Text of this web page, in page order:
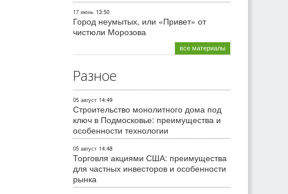
17 июнь 13:50
Город неумытых, или «Привет» от
чистюли Морозова
все материалы
Разное
05 август 14:49
Строительство монолитного дома под
ключ в Подмосковье: преимущества и
особенности технологии
05 август 14:48
Торговля акциями США: преимущества
для частных инвесторов и особенности
рынка